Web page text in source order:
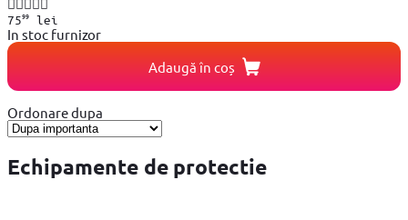
7599lei
In stoc furnizor
Adaugă în coș
Ordonare dupa
Echipamente de protectie